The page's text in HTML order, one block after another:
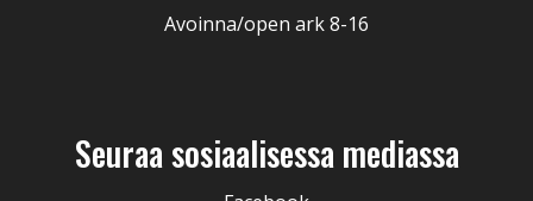
Avoinna/open ark 8-16
Seuraa sosiaalisessa mediassa